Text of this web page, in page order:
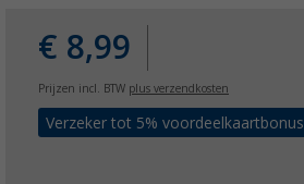
€ 8,99
Prijzen incl. BTW plus verzendkosten
Verzeker tot 5% voordeelkaartbonus